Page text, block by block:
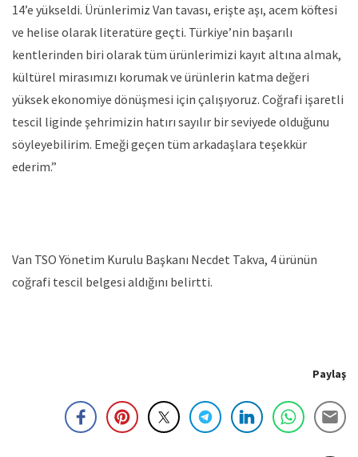
14’e yükseldi. Ürünlerimiz Van tavası, erişte aşı, acem köftesi
ve helise olarak literatüre geçti. Türkiye’nin başarılı
kentlerinden biri olarak tüm ürünlerimizi kayıt altına almak,
kültürel mirasımızı korumak ve ürünlerin katma değeri
yüksek ekonomiye dönüşmesi için çalışıyoruz. Coğrafi işaretli
tescil liginde şehrimizin hatırı sayılır bir seviyede olduğunu
söyleyebilirim. Emeği geçen tüm arkadaşlara teşekkür
ederim.”
Van TSO Yönetim Kurulu Başkanı Necdet Takva, 4 ürünün
coğrafi tescil belgesi aldığını belirtti.
Paylaş